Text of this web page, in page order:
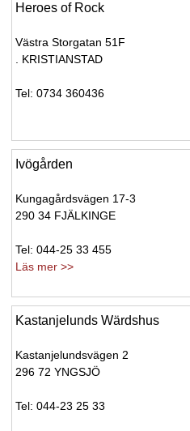
Heroes of Rock
Västra Storgatan 51F
. KRISTIANSTAD
Tel: 0734 360436
Ivögården
Kungagårdsvägen 17-3
290 34 FJÄLKINGE
Tel: 044-25 33 455
Läs mer >>
Kastanjelunds Wärdshus
Kastanjelundsvägen 2
296 72 YNGSJÖ
Tel: 044-23 25 33